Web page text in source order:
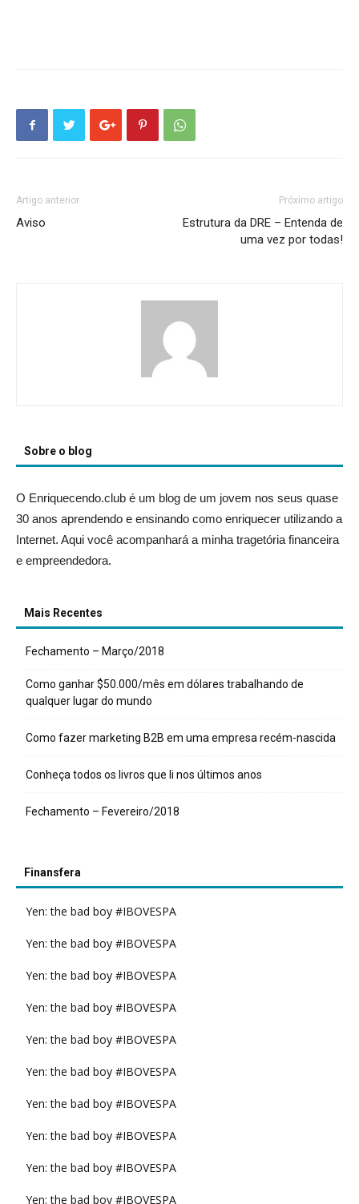
Artigo anterior
Aviso
Próximo artigo
Estrutura da DRE – Entenda de
uma vez por todas!
Sobre o blog
O Enriquecendo.club é um blog de um jovem nos seus quase
30 anos aprendendo e ensinando como enriquecer utilizando a
Internet. Aqui você acompanhará a minha tragetória financeira
e empreendedora.
Mais Recentes
Fechamento – Março/2018
Como ganhar $50.000/mês em dólares trabalhando de
qualquer lugar do mundo
Como fazer marketing B2B em uma empresa recém-nascida
Conheça todos os livros que li nos últimos anos
Fechamento – Fevereiro/2018
Finansfera
Yen: the bad boy #IBOVESPA
Yen: the bad boy #IBOVESPA
Yen: the bad boy #IBOVESPA
Yen: the bad boy #IBOVESPA
Yen: the bad boy #IBOVESPA
Yen: the bad boy #IBOVESPA
Yen: the bad boy #IBOVESPA
Yen: the bad boy #IBOVESPA
Yen: the bad boy #IBOVESPA
Yen: the bad boy #IBOVESPA